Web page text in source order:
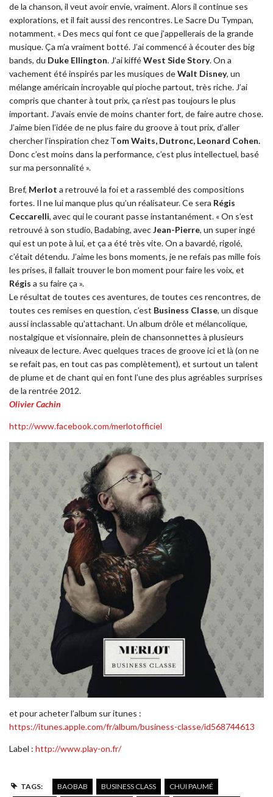
de la chanson, il veut avoir envie, vraiment. Alors il continue ses
explorations, et il fait aussi des rencontres. Le Sacre Du Tympan,
notamment. « Des mecs qui font ce que j’appellerais de la grande
musique. Ça m’a vraiment botté. J’ai commencé à écouter des big
bands, du Duke Ellington. J’ai kifféWest Side Story. On a
vachement été inspirés par les musiques deWalt Disney, un
mélange américain incroyable qui pioche partout, très riche. J’ai
compris que chanter à tout prix, ça n’est pas toujours le plus
important. J’avais envie de moins chanter fort, de faire autre chose.
J’aime bien l’idée de ne plus faire du groove à tout prix, d’aller
chercher l’inspiration chez Tom Waits, Dutronc, Leonard Cohen.
Donc c’est moins dans la performance, c’est plus intellectuel, basé
sur ma personnalité ».
Bref, Merlot a retrouvé la foi et a rassemblé des compositions
fortes. Il ne lui manque plus qu’un réalisateur. Ce sera Régis
Ceccarelli, avec qui le courant passe instantanément. « On s’est
retrouvé à son studio, Badabing, avecJean-Pierre, un super ingé
qui est un pote à lui, et ça a été très vite. On a bavardé, rigolé,
c’était détendu. J’aime les bons moments, je ne refais pas mille fois
les prises, il fallait trouver le bon moment pour faire les voix, et
Régis a su faire ça ».
Le résultat de toutes ces aventures, de toutes ces rencontres, de
toutes ces remises en question, c’est Business Classe, un disque
aussi inclassable qu’attachant. Un album drôle et mélancolique,
nostalgique et visionnaire, plein de chansonnettes à plusieurs
niveaux de lecture. Avec quelques traces de groove ici et là (on ne
se refait pas, en tout cas pas complètement), et surtout un talent
de plume et de chant qui en font l’une des plus agréables surprises
de la rentrée 2012.
Olivier Cachin
http://www.facebook.com/merlotofficiel
et pour acheter l’album sur itunes :
https://itunes.apple.com/fr/album/business-classe/id568744613
Label : http://www.play-on.fr/
TAGS: BAOBAB BUSINESS CLASS CHUI PAUMÉ